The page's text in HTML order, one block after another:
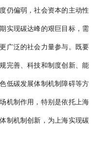
仍偏弱，社会资本的主动性
实现碳达峰的艰巨目标，需
广泛的社会力量参与。既要
完善、科技和制度创新、能
低碳发展体制机制障碍等方
机制作用，特别是依托上海
制机制创新，为上海实现碳